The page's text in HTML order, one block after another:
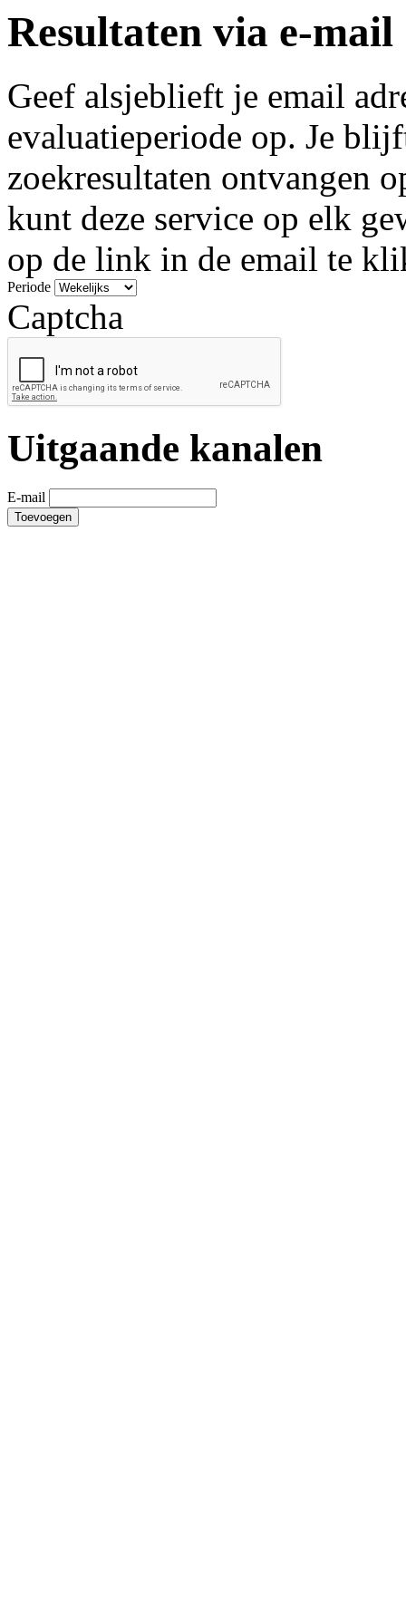
Resultaten via e-mail
Geef alsjeblieft je email
evaluatieperiode op. Je
zoekresultaten ontvangen
kunt deze service op elk
op de link in de email te
Periode
Captcha
Uitgaande kanalen
E-mail